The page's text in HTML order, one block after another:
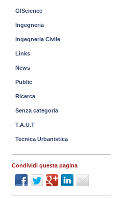
GIScience
Ingegneria
Ingegneria Civile
Links
News
Public
Ricerca
Senza categoria
T.A.U.T
Tecnica Urbanistica
Condividi questa pagina